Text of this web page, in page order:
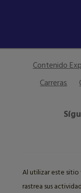
Contenido
Carreras
Al utilizar este
rastrea sus